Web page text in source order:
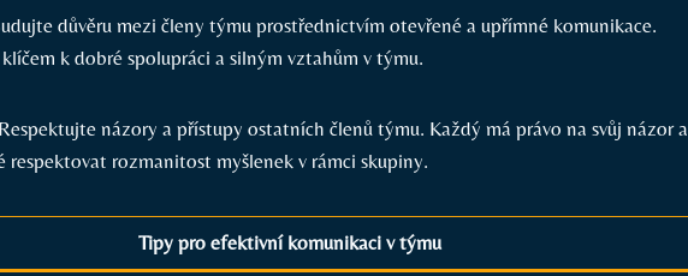
důvěru mezi členy týmu‌ prostřednictvím otevřené​ a upřímné komunikace.
k dobré spolupráci a‌ silným vztahům v ‌týmu.
Respektujte názory a přístupy​ ostatních‍ členů týmu. Každý​ má právo na⁤ svůj názor a
⁤respektovat‌ rozmanitost myšlenek‌ v ⁤rámci skupiny.
Tipy⁣ pro efektivní komunikaci ⁣v týmu